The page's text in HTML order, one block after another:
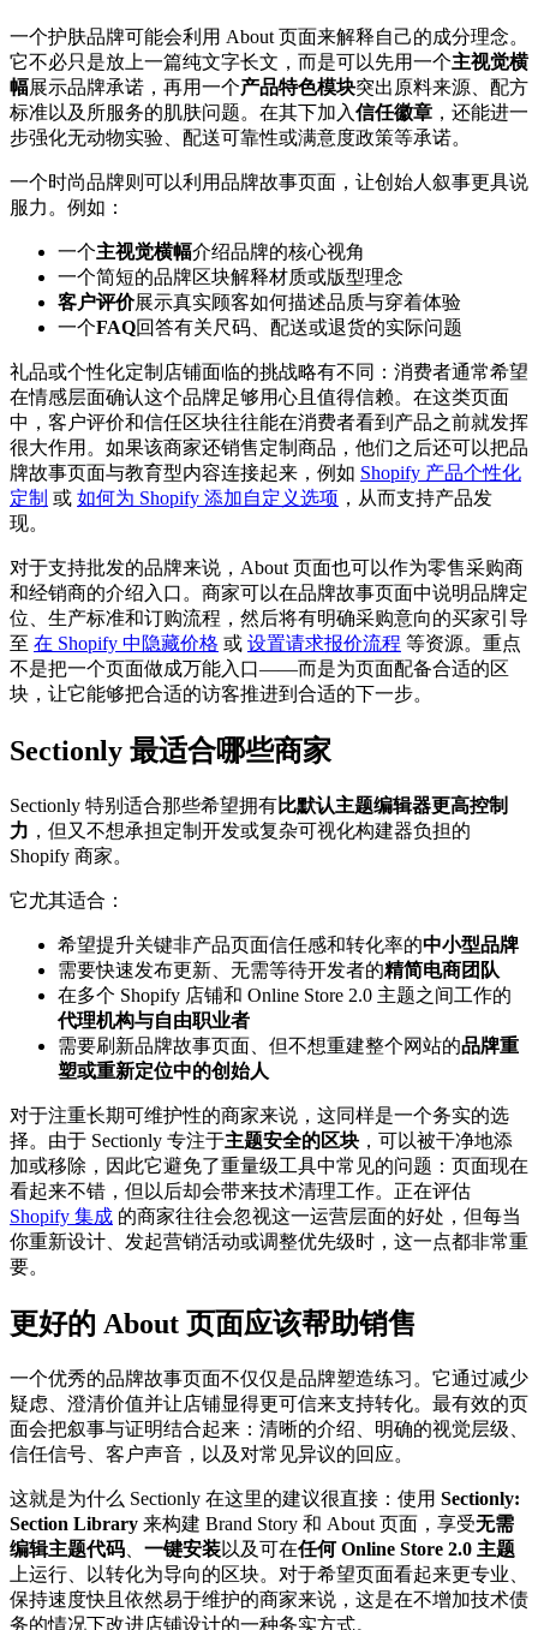
一个护肤品牌可能会利用 About 页面来解释自己的成分理念。
它不必只是放上一篇纯文字长文，而是可以先用一个主视觉横
幅展示品牌承诺，再用一个产品特色模块突出原料来源、配方
标准以及所服务的肌肤问题。在其下加入信任徽章 ，还能进一
步强化无动物实验、配送可靠性或满意度政策等承诺。
一个时尚品牌则可以利用品牌故事页面，让创始人叙事更具说
服力。例如：
一个主视觉横幅介绍品牌的核心视角
一个简短的品牌区块解释材质或版型理念
客户评价展示真实顾客如何描述品质与穿着体验
一个FAQ回答有关尺码、配送或退货的实际问题
礼品或个性化定制店铺面临的挑战略有不同：消费者通常希望
在情感层面确认这个品牌足够用心且值得信赖。在这类页面
中，客户评价和信任区块往往能在消费者看到产品之前就发挥
很大作用。如果该商家还销售定制商品，他们之后还可以把品
牌故事页面与教育型内容连接起来，例如 Shopify 产品个性化
定制 或 如何为 Shopify 添加自定义选项 ，从而支持产品发
现。
对于支持批发的品牌来说，About 页面也可以作为零售采购商
和经销商的介绍入口。商家可以在品牌故事页面中说明品牌定
位、生产标准和订购流程，然后将有明确采购意向的买家引导
至 在 Shopify 中隐藏价格 或 设置请求报价流程 等资源。重点
不是把一个页面做成万能入口——而是为页面配备合适的区
块，让它能够把合适的访客推进到合适的下一步。
Sectionly 最适合哪些商家
Sectionly 特别适合那些希望拥有比默认主题编辑器更高控制
力 ，但又不想承担定制开发或复杂可视化构建器负担的
Shopify 商家。
它尤其适合：
希望提升关键非产品页面信任感和转化率的中小型品牌
需要快速发布更新、无需等待开发者的精简电商团队
在多个 Shopify 店铺和 Online Store 2.0 主题之间工作的
代理机构与自由职业者
需要刷新品牌故事页面、但不想重建整个网站的品牌重
塑或重新定位中的创始人
对于注重长期可维护性的商家来说，这同样是一个务实的选
择。由于 Sectionly 专注于主题安全的区块 ，可以被干净地添
加或移除，因此它避免了重量级工具中常见的问题：页面现在
看起来不错，但以后却会带来技术清理工作。正在评估
Shopify 集成 的商家往往会忽视这一运营层面的好处，但每当
你重新设计、发起营销活动或调整优先级时，这一点都非常重
要。
更好的 About 页面应该帮助销售
一个优秀的品牌故事页面不仅仅是品牌塑造练习。它通过减少
疑虑、澄清价值并让店铺显得更可信来支持转化。最有效的页
面会把叙事与证明结合起来：清晰的介绍、明确的视觉层级、
信任信号、客户声音，以及对常见异议的回应。
这就是为什么 Sectionly 在这里的建议很直接：使用 Sectionly:
Section Library 来构建 Brand Story 和 About 页面，享受无需
编辑主题代码
一键安装以及可在任何 Online Store 2.0 主题
上运行、以转化为导向的区块。对于希望页面看起来更专业、
保持速度快且依然易于维护的商家来说，这是在不增加技术债
务的情况下改进店铺设计的一种务实方式。